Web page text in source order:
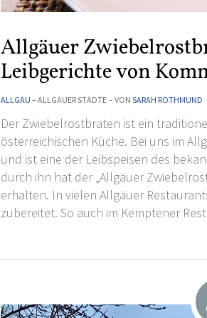
Allgäuer
Leibgerichte von
ALLGÄU –ALLGÄUER STÄDTE – VONSARAH ROTHMUND
Der Zwiebelrostbraten ist ein
österreichischen Küche. Bei uns im
und ist eine der Leibspeisen des
durch ihn hat der „Allgäuer
erhalten. In vielen Allgäuer
zubereitet. So auch im Kemptener